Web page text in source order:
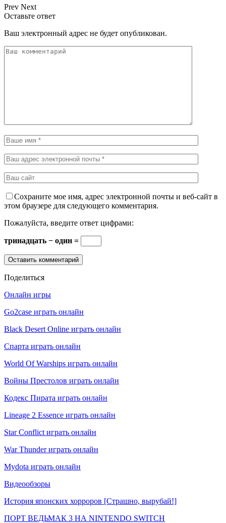
Prev Next
Оставьте ответ
Ваш электронный адрес не будет опубликован.
Сохраните мое имя, адрес электронной почты и веб-сайт в
этом браузере для следующего комментария.
Пожалуйста, введите ответ цифрами:
тринадцать − один =
Поделиться
Онлайн игры
Go2case играть онлайн
Black Desert Online играть онлайн
Спарта играть онлайн
World Of Warships играть онлайн
Войны Престолов играть онлайн
Кодекс Пирата играть онлайн
Lineage 2 Essence играть онлайн
Star Conflict играть онлайн
War Thunder играть онлайн
Mydota играть онлайн
Видеообзоры
История японских хорроров [Страшно, вырубай!]
ПОРТ ВЕДЬМАК 3 НА NINTENDO SWITCH